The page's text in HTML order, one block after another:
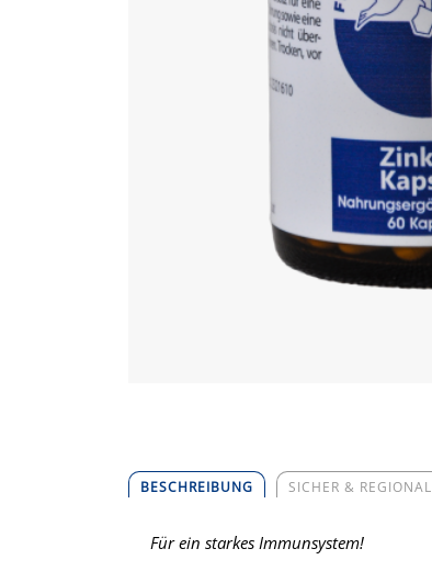
BESCHREIBUNG SICHER & REGIONAL
Für ein starkes Immunsystem!